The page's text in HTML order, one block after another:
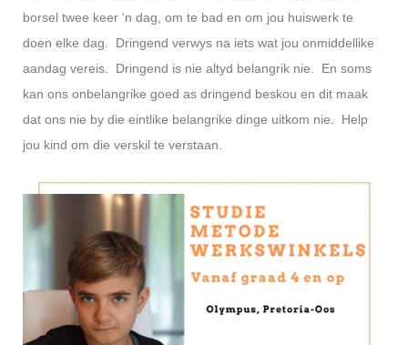
borsel twee keer ‘n dag, om te bad en om jou huiswerk te
doen elke dag. Dringend verwys na iets wat jou onmiddellike
aandag vereis. Dringend is nie altyd belangrik nie. En soms
kan ons onbelangrike goed as dringend beskou en dit maak
dat ons nie by die eintlike belangrike dinge uitkom nie. Help
jou kind om die verskil te verstaan.